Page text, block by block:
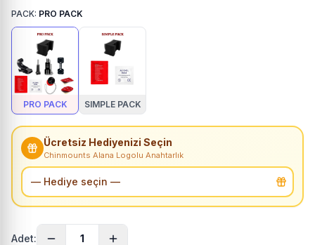
PACK: PRO PACK
PRO PACK SIMPLE PACK
Ücretsiz Hediyenizi Seçin
Chinmounts Alana Logolu Anahtarlık
Adet: 1